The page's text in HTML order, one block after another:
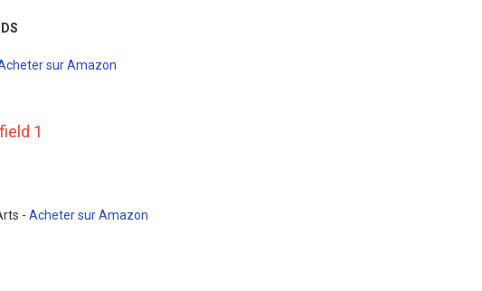
sur Amazon
1
- Acheter sur Amazon